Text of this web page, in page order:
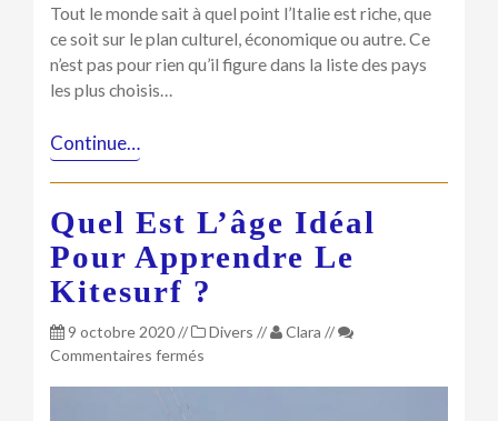
Tout le monde sait à quel point l’Italie est riche, que
ce soit sur le plan culturel, économique ou autre. Ce
n’est pas pour rien qu’il figure dans la liste des pays
les plus choisis…
Continue…
Quel Est L’âge Idéal
Pour Apprendre Le
Kitesurf ?
9 octobre 2020// Divers // Clara //
Commentaires fermés